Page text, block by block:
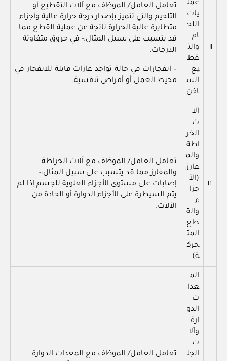
١١
عمل
يات
اللح
ام
والت
قط
يع
الس
اخن
تعامل العامل/ الموظف مع آلات التقطيع أو
التلحيم والتي تتميز بإصدار درجة حرارة عالية وأجزاء
متطايرة عالية الحرارة ناتجة عن عملية القطع مما
قد يتسبب على سبيل المثال:- في حروق متفاوتة
الدرجات.
– انفجارات في حالة تواجد غازات قابلة للانفجار في
محيط العمل أو أمراض تنفسية.
١٢
آلا
ت
الخر
اطة
والم
فارز
(الأ
جزا
ء
والق
طع
المت
حرك
ة)
تعامل العامل/ الموظف مع آلات الخراطة
والمفارز مما قد يتسبب على سبيل المثال:-
إصابات على مستوى الأجزاء العلوية للجسم إذا لم
يتم السيطرة على الأجزاء الدوارة أو الحادة من
الآلات.
الم
عدا
ت
الدو
ارة
وآلا
ت
الجل
تعامل العامل/ الموظف مع المعدات الدوارة